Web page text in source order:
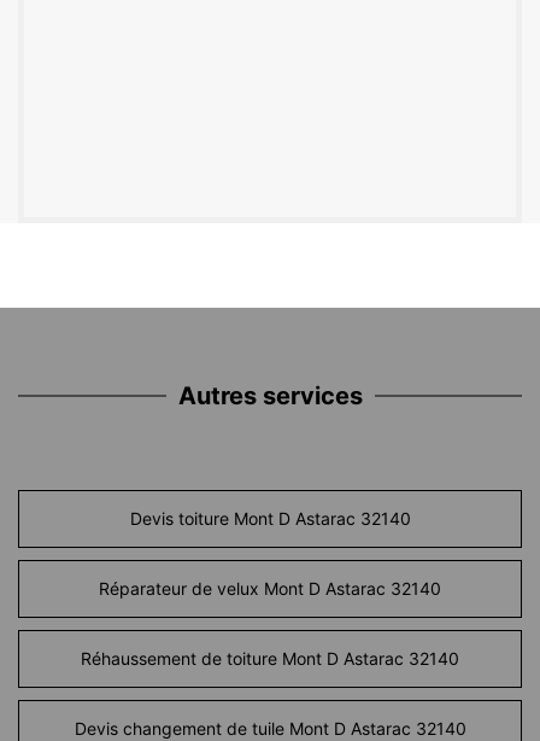
Autres services
Devis toiture Mont D Astarac 32140
Réparateur de velux Mont D Astarac 32140
Réhaussement de toiture Mont D Astarac 32140
Devis changement de tuile Mont D Astarac 32140